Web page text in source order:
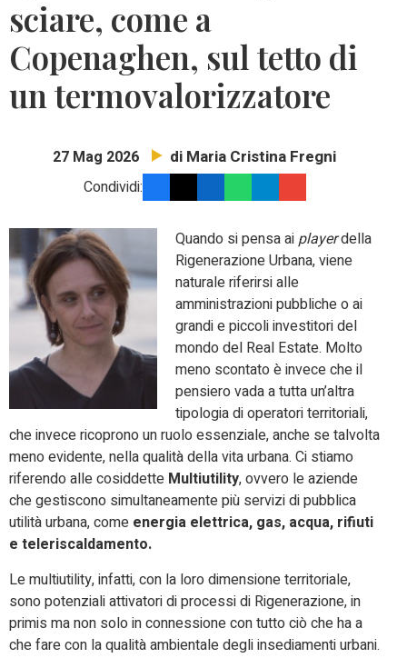
sciare, come a
Copenaghen, sul tetto di
un termovalorizzatore
27 Mag 2026 di Maria Cristina Fregni
Condividi:
Quando si pensa aiplayerdella
Rigenerazione Urbana, viene
naturale riferirsi alle
amministrazioni pubbliche o ai
grandi e piccoli investitori del
mondo del Real Estate. Molto
meno scontato è invece che il
pensiero vada a tutta un’altra
tipologia di operatori territoriali,
che invece ricoprono un ruolo essenziale, anche se talvolta
meno evidente, nella qualità della vita urbana. Ci stiamo
riferendo alle cosiddette Multiutility, ovvero le aziende
che gestiscono simultaneamente più servizi di pubblica
utilità urbana, come energia elettrica, gas, acqua, rifiuti
e teleriscaldamento.
Le multiutility, infatti, con la loro dimensione territoriale,
sono potenziali attivatori di processi di Rigenerazione, in
primis ma non solo in connessione con tutto ciò che ha a
che fare con la qualità ambientale degli insediamenti urbani.